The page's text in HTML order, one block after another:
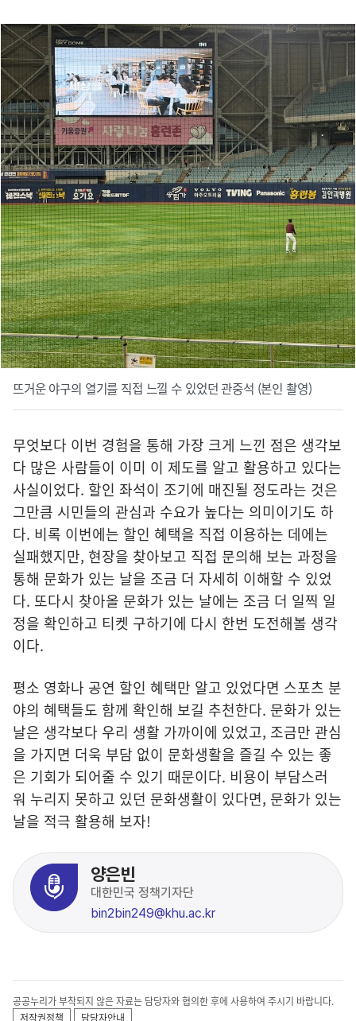
뜨거운 야구의 열기를 직접 느낄 수 있었던 관중석 (본인 촬영)
무엇보다 이번 경험을 통해 가장 크게 느낀 점은 생각보
다 많은 사람들이 이미 이 제도를 알고 활용하고 있다는
사실이었다. 할인 좌석이 조기에 매진될 정도라는 것은
그만큼 시민들의 관심과 수요가 높다는 의미이기도 하
다. 비록 이번에는 할인 혜택을 직접 이용하는 데에는
실패했지만, 현장을 찾아보고 직접 문의해 보는 과정을
통해 문화가 있는 날을 조금 더 자세히 이해할 수 있었
다. 또다시 찾아올 문화가 있는 날에는 조금 더 일찍 일
정을 확인하고 티켓 구하기에 다시 한번 도전해볼 생각
이다.
평소 영화나 공연 할인 혜택만 알고 있었다면 스포츠 분
야의 혜택들도 함께 확인해 보길 추천한다. 문화가 있는
날은 생각보다 우리 생활 가까이에 있었고, 조금만 관심
을 가지면 더욱 부담 없이 문화생활을 즐길 수 있는 좋
은 기회가 되어줄 수 있기 때문이다. 비용이 부담스러
워 누리지 못하고 있던 문화생활이 있다면, 문화가 있는
날을 적극 활용해 보자!
양은빈
대한민국 정책기자단
bin2bin249@khu.ac.kr
공공누리가 부착되지 않은 자료는 담당자와 협의한 후에 사용하여 주시기 바랍니다.
저작권정책
담당자안내